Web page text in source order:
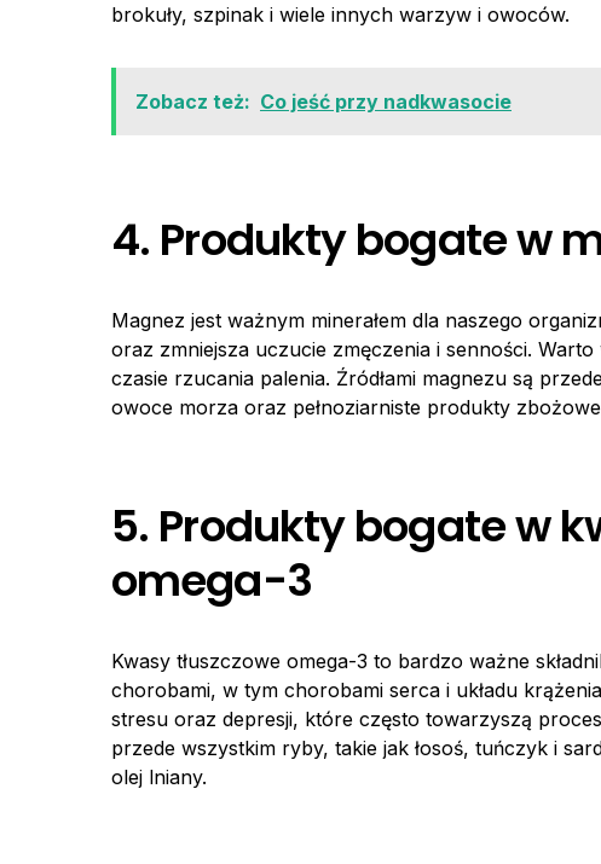
brokuły, szpinak i wiele innych warzyw i owoców.
Zobacz też: Co jeść przy nadkwasocie
4. Produkty bogate w
Magnez jest ważnym minerałem dla naszego
oraz zmniejsza uczucie zmęczenia i senności.
czasie rzucania palenia. Źródłami magnezu są
owoce morza oraz pełnoziarniste produkty
5. Produkty bogate w
omega-3
Kwasy tłuszczowe omega-3 to bardzo ważne
chorobami, w tym chorobami serca i układu
stresu oraz depresji, które często towarzyszą
przede wszystkim ryby, takie jak łosoś, tuńczyk i
olej lniany.